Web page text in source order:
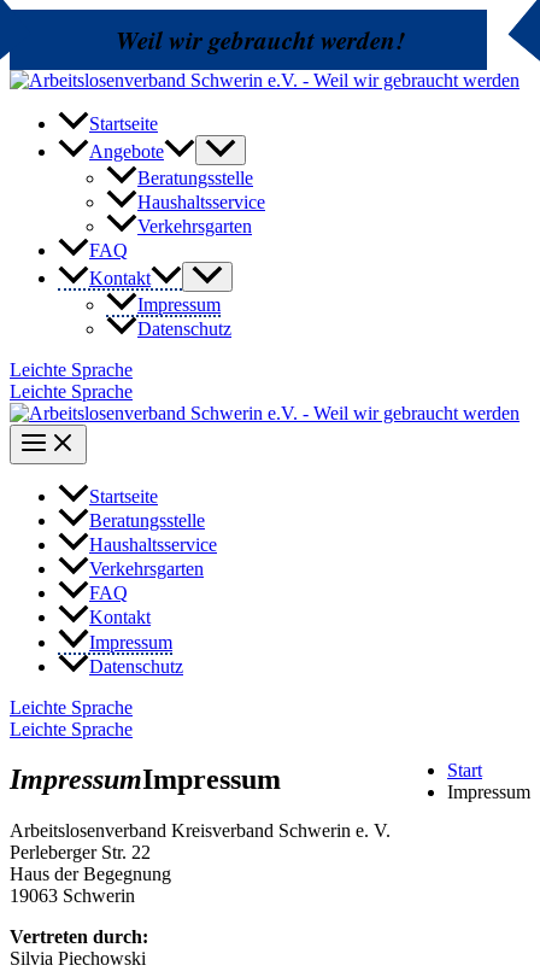
Weil wir gebraucht werden!
Startseite
Angebote
Beratungsstelle
Haushaltsservice
Verkehrsgarten
FAQ
Kontakt
Impressum
Datenschutz
Leichte Sprache
Leichte Sprache
Startseite
Beratungsstelle
Haushaltsservice
Verkehrsgarten
FAQ
Kontakt
Impressum
Datenschutz
Leichte Sprache
Leichte Sprache
Impressum
Start
Impressum
Impressum
Arbeitslosenverband Kreisverband Schwerin e. V.
Perleberger Str. 22
Haus der Begegnung
19063 Schwerin
Vertreten durch:
Silvia Piechowski